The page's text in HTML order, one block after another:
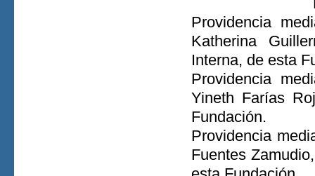
Providencia
Katherina
Interna, de esta
Providencia
Yineth Farías
Fundación.
Providencia
Fuentes